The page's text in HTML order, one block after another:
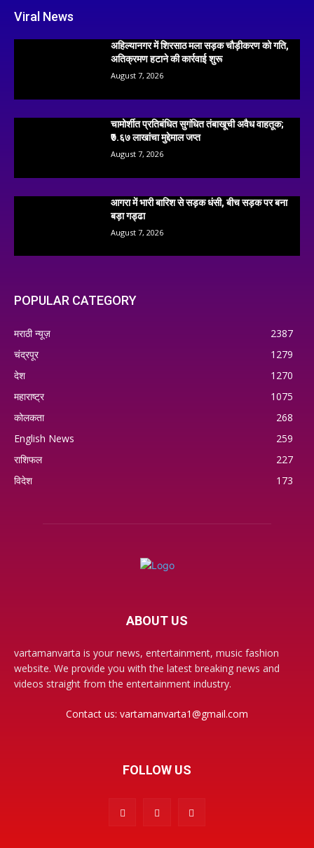
Viral News
अहिल्यानगर में शिरसाठ मला सड़क चौड़ीकरण को गति,
अतिक्रमण हटाने की कार्रवाई शुरू
August 7, 2026
चामोर्शीत प्रतिबंधित सुगंधित तंबाखूची अवैध वाहतूक;
₹७.६७ लाखांचा मुद्देमाल जप्त
August 7, 2026
आगरा में भारी बारिश से सड़क धंसी, बीच सड़क पर बना
बड़ा गड्ढा
August 7, 2026
POPULAR CATEGORY
मराठी न्यूज़
2387
चंद्रपूर
1279
देश
1270
महाराष्ट्र
1075
कोलकता
268
English News
259
राशिफल
227
विदेश
173
ABOUT US
vartamanvarta is your news, entertainment, music fashion
website. We provide you with the latest breaking news and
videos straight from the entertainment industry.
Contact us: vartamanvarta1@gmail.com
FOLLOW US